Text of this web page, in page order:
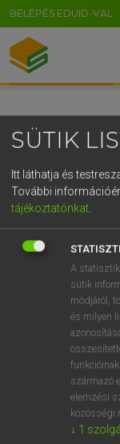
BELÉPÉS EDUID-VAL
SÜTIK
Itt láthatja és
További
tájékoztatónkat
A
sütik
módjáról,
és milyen
származó
elemzési
közösségi
↓ 1
GR
5
g h k
v b n